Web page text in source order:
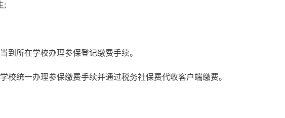
;
到所在学校办理参保登记缴费手续。
校统一办理参保缴费手续并通过税务社保费代收客户端缴费。